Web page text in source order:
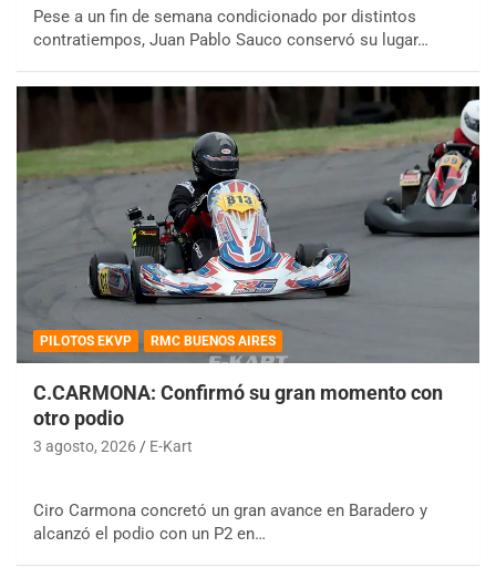
Pese a un fin de semana condicionado por distintos
contratiempos, Juan Pablo Sauco conservó su lugar…
PILOTOS EKVP RMC BUENOS AIRES
C.CARMONA: Confirmó su gran momento con
otro podio
3 agosto, 2026 E-Kart
Ciro Carmona concretó un gran avance en Baradero y
alcanzó el podio con un P2 en…
COBERTURA ESPECIAL DE E-KART.COM.AR
08/09-AGO